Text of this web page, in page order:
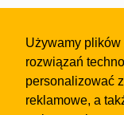
Używamy
rozwiązań
personalizować
reklamowe, a